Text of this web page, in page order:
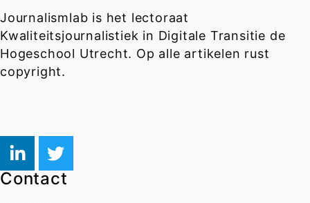
Journalismlab is het lectoraat
Kwaliteitsjournalistiek in Digitale Transitie de
Hogeschool Utrecht. Op alle artikelen rust
copyright.
Contact